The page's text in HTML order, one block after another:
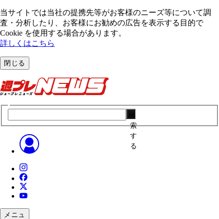
当サイトでは当社の提携先等がお客様のニーズ等について調
査・分析したり、お客様にお勧めの広告を表⽰する⽬的で
Cookie を使⽤する場合があります。
詳しくはこちら
閉じる
索
す
る
メニュ